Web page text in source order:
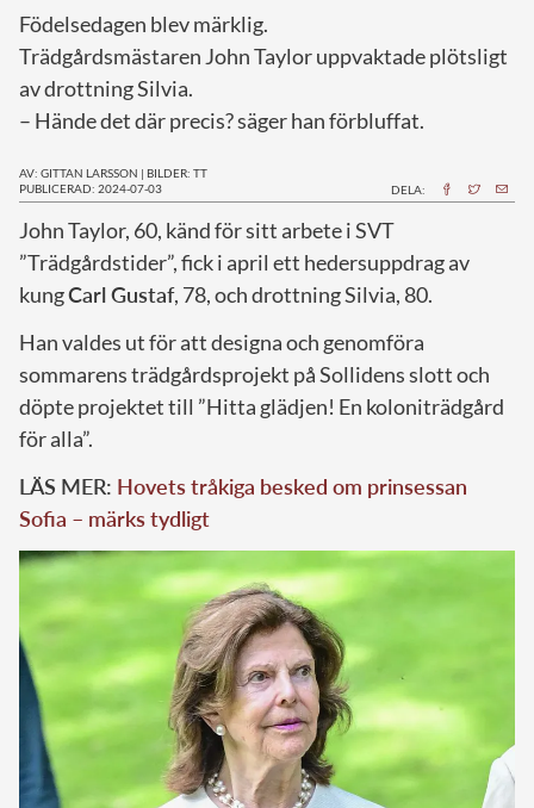
Födelsedagen blev märklig.
Trädgårdsmästaren John Taylor uppvaktade plötsligt
av drottning Silvia.
– Hände det där precis? säger han förbluffat.
AV: GITTAN LARSSON | BILDER: TT
PUBLICERAD: 2024-07-03
DELA:
John Taylor, 60, känd för sitt arbete i SVT
”Trädgårdstider”, fick i april ett hedersuppdrag av
kungCarl Gustaf, 78, och drottning Silvia, 80.
Han valdes ut för att designa och genomföra
sommarens trädgårdsprojekt på Sollidens slott och
döpte projektet till ”Hitta glädjen! En koloniträdgård
för alla”.
LÄS MER: Hovets tråkiga besked om prinsessan
Sofia – märks tydligt